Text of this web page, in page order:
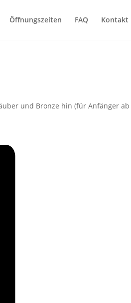
Öffnungszeiten FAQ Kontakt
und Bronze hin (für Anfänger ab